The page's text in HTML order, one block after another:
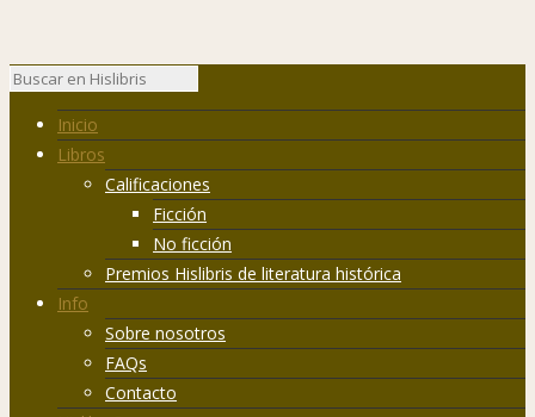
Inicio
Libros
Calificaciones
Ficción
No ficción
Premios Hislibris de literatura histórica
Info
Sobre nosotros
FAQs
Contacto